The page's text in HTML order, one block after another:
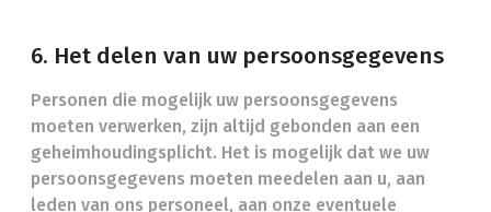
6. Het delen van uw persoonsgegevens
Personen die mogelijk uw persoonsgegevens
moeten verwerken, zijn altijd gebonden aan een
geheimhoudingsplicht. Het is mogelijk dat we uw
persoonsgegevens moeten meedelen aan u, aan
leden van ons personeel, aan onze eventuele